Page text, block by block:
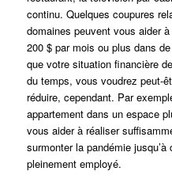
continu. Quelques coupures
domaines peuvent vous aider
200 $ par mois ou plus dans
que votre situation financière
du temps, vous voudrez peut-
réduire, cependant. Par
appartement dans un espace
vous aider à réaliser
surmonter la pandémie
pleinement employé.